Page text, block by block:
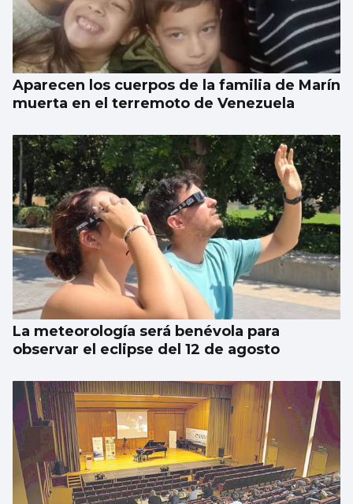
Investigan por asesinato al detenido por un
atropello mortal intencionado en Ames
Aparecen los cuerpos de la familia de Marín
muerta en el terremoto de Venezuela
La meteorología será benévola para
observar el eclipse del 12 de agosto